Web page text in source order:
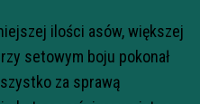
ilości asów, większej
setowym boju pokonał
za sprawą